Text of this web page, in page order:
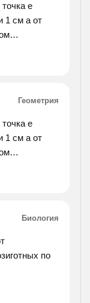
е
1 см а от
решений
Геометрия
е
1 см а от
решений
Биология
по